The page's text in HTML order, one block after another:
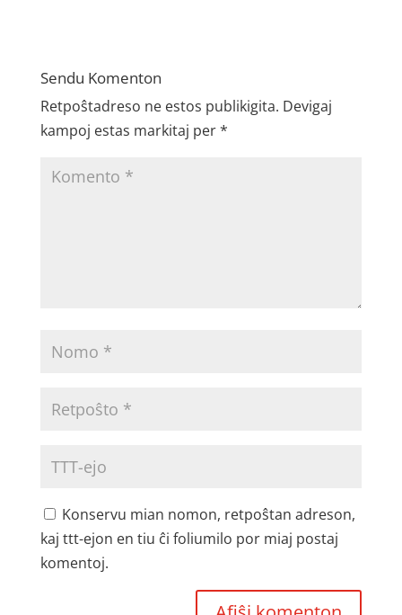
Sendu Komenton
Retpoŝtadreso ne estos publikigita. Devigaj
kampoj estas markitaj per*
Konservu mian nomon, retpoŝtan adreson,
kaj ttt-ejon en tiu ĉi foliumilo por miaj postaj
komentoj.